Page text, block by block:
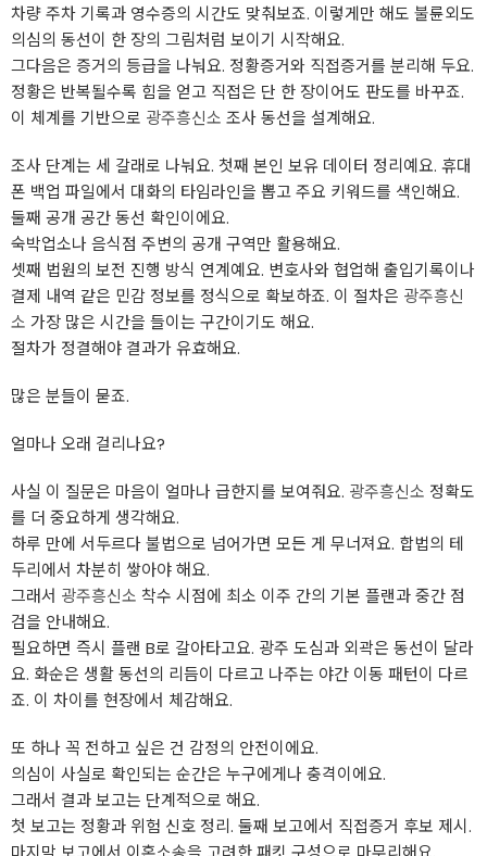
차량 주차 기록과 영수증의 시간도 맞춰보죠. 이렇게만 해도 불륜외도
의심의 동선이 한 장의 그림처럼 보이기 시작해요.
그다음은 증거의 등급을 나눠요. 정황증거와 직접증거를 분리해 두요.
정황은 반복될수록 힘을 얻고 직접은 단 한 장이어도 판도를 바꾸죠.
이 체계를 기반으로 광주흥신소 조사 동선을 설계해요.
조사 단계는 세 갈래로 나눠요. 첫째 본인 보유 데이터 정리예요. 휴대
폰 백업 파일에서 대화의 타임라인을 뽑고 주요 키워드를 색인해요.
둘째 공개 공간 동선 확인이에요.
숙박업소나 음식점 주변의 공개 구역만 활용해요.
셋째 법원의 보전 진행 방식 연계예요. 변호사와 협업해 출입기록이나
결제 내역 같은 민감 정보를 정식으로 확보하죠. 이 절차은 광주흥신
소 가장 많은 시간을 들이는 구간이기도 해요.
절차가 정결해야 결과가 유효해요.
많은 분들이 묻죠.
얼마나 오래 걸리나요?
사실 이 질문은 마음이 얼마나 급한지를 보여줘요. 광주흥신소 정확도
를 더 중요하게 생각해요.
하루 만에 서두르다 불법으로 넘어가면 모든 게 무너져요. 합법의 테
두리에서 차분히 쌓아야 해요.
그래서 광주흥신소 착수 시점에 최소 이주 간의 기본 플랜과 중간 점
검을 안내해요.
필요하면 즉시 플랜 B로 갈아타고요. 광주 도심과 외곽은 동선이 달라
요. 화순은 생활 동선의 리듬이 다르고 나주는 야간 이동 패턴이 다르
죠. 이 차이를 현장에서 체감해요.
또 하나 꼭 전하고 싶은 건 감정의 안전이에요.
의심이 사실로 확인되는 순간은 누구에게나 충격이에요.
그래서 결과 보고는 단계적으로 해요.
첫 보고는 정황과 위험 신호 정리. 둘째 보고에서 직접증거 후보 제시.